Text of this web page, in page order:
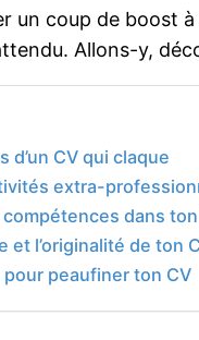
un coup de boost
Allons-y,
d’un CV qui claque
extra-
dans
et l’originalité de ton
peaufiner ton CV